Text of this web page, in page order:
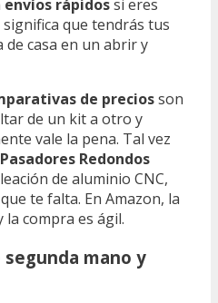
envíos rápidossi eres
que tendrás tus
casa en un abrir y
de preciosson
de un kit a otro y
vale la pena. Tal vez
Redondos
de aluminio CNC,
te falta. En Amazon, la
compra es ágil.
mano y